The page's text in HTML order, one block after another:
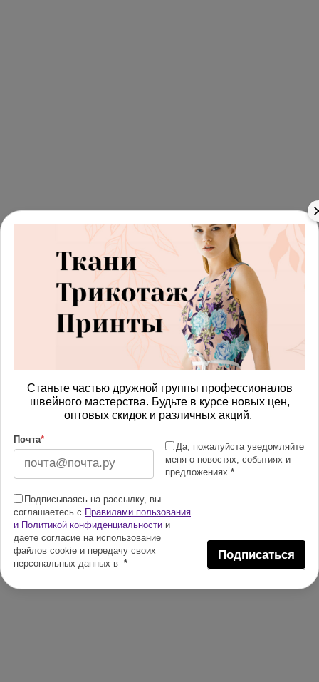
Станьте частью дружной группы профессионалов
швейного мастерства. Будьте в курсе новых цен,
оптовых скидок и различных акций.
Почта*
Да, пожалуйста уведомляйте
меня о новостях, событиях и
предложениях *
Подписываясь на рассылку, вы
соглашаетесь с Правилами пользования
и Политикой конфиденциальности и
даете согласие на использование
файлов cookie и передачу своих
персональных данных в *
Подписаться